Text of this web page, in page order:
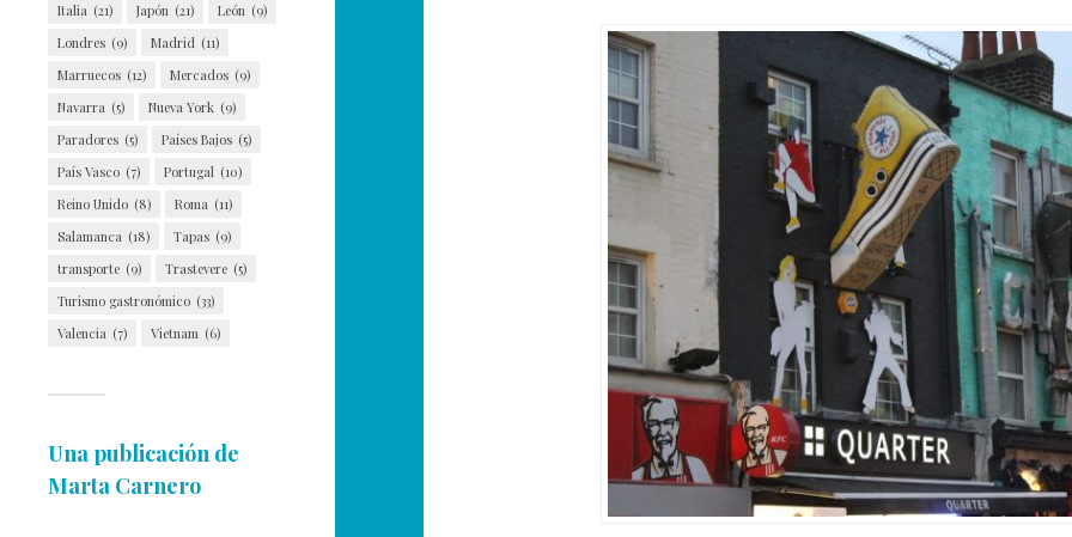
Italia (21) Japón (21) León (9)
Londres (9) Madrid (11)
Marruecos (12) Mercados (9)
Navarra (5) Nueva York (9)
Paradores (5) Países Bajos (5)
País Vasco (7) Portugal (10)
Reino Unido (8) Roma (11)
Salamanca (18) Tapas (9)
transporte (9) Trastevere (5)
Turismo gastronómico (33)
Valencia (7) Vietnam (6)
Una publicación de
Marta Carnero